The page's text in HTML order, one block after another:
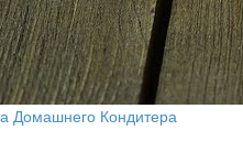
Домашнего Кондитера